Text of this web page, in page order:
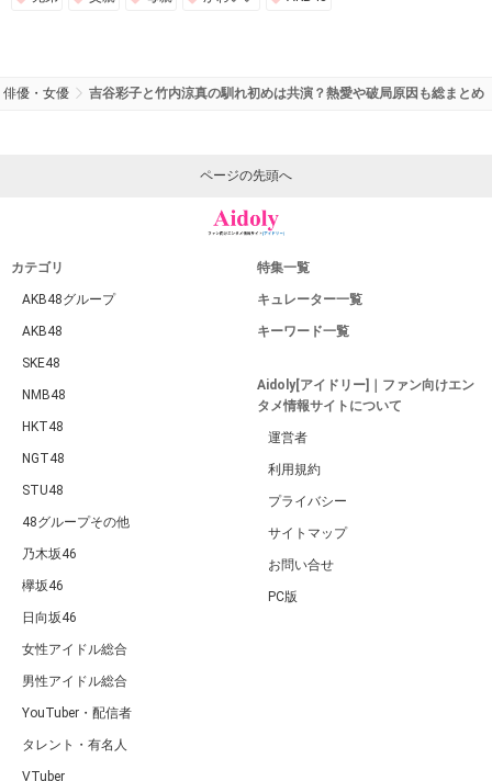
俳優・女優 吉谷彩子と竹内涼真の馴れ初めは共演？熱愛や破局原因も総まとめ
ページの先頭へ
カテゴリ
AKB48グループ
AKB48
SKE48
NMB48
HKT48
NGT48
STU48
48グループその他
乃木坂46
欅坂46
日向坂46
女性アイドル総合
男性アイドル総合
YouTuber・配信者
タレント・有名人
VTuber
特集一覧
キュレーター一覧
キーワード一覧
Aidoly[アイドリー]｜ファン向けエン
タメ情報サイトについて
運営者
利用規約
プライバシー
サイトマップ
お問い合せ
PC版